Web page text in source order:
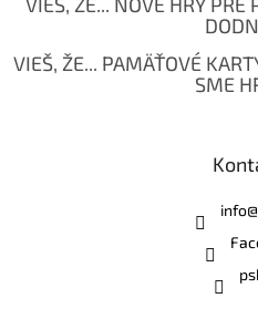
VIEŠ, ŽE... PAMÄŤOVÉ
SME
info@